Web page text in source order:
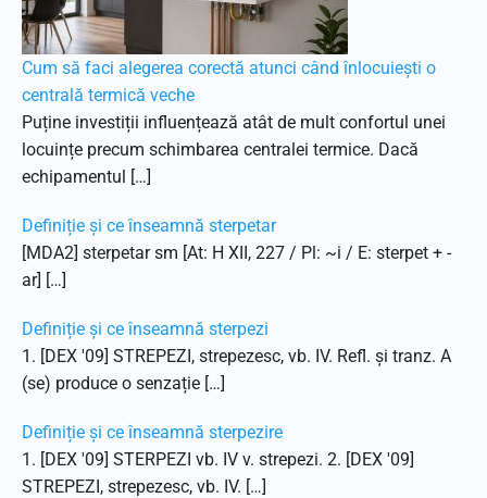
Cum să faci alegerea corectă atunci când înlocuiești o
centrală termică veche
Puține investiții influențează atât de mult confortul unei
locuințe precum schimbarea centralei termice. Dacă
echipamentul […]
Definiție și ce înseamnă sterpetar
[MDA2] sterpetar sm [At: H XII, 227 / Pl: ~i / E: sterpet + -
ar] […]
Definiție și ce înseamnă sterpezi
1. [DEX '09] STREPEZI, strepezesc, vb. IV. Refl. și tranz. A
(se) produce o senzație […]
Definiție și ce înseamnă sterpezire
1. [DEX '09] STERPEZI vb. IV v. strepezi. 2. [DEX '09]
STREPEZI, strepezesc, vb. IV. […]